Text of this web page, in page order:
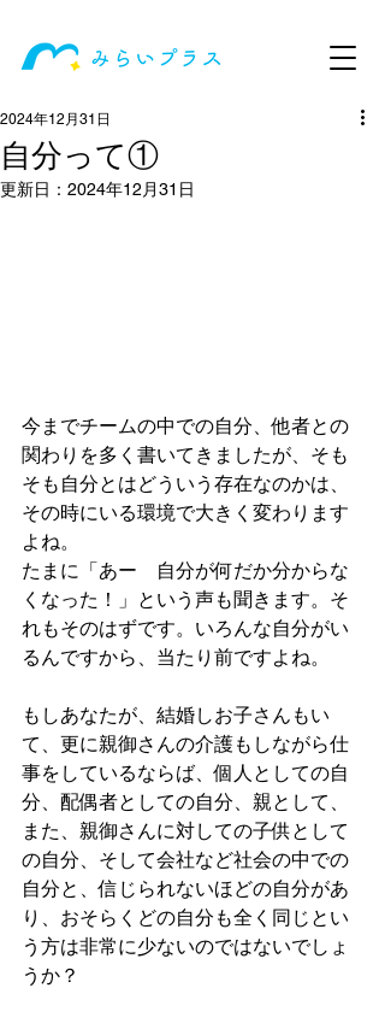
自分って①
2024年12月31日
更新日： 2024年12月31日
今までチームの中での自分、他者との
関わりを多く書いてきましたが、そも
そも自分とはどういう存在なのかは、
その時にいる環境で大きく変わります
よね。
たまに「あー　自分が何だか分からな
くなった！」という声も聞きます。そ
れもそのはずです。いろんな自分がい
るんですから、当たり前ですよね。
もしあなたが、結婚しお子さんもい
て、更に親御さんの介護もしながら仕
事をしているならば、個人としての自
分、配偶者としての自分、親として、
また、親御さんに対しての子供として
の自分、そして会社など社会の中での
自分と、信じられないほどの自分があ
り、おそらくどの自分も全く同じとい
う方は非常に少ないのではないでしょ
うか？